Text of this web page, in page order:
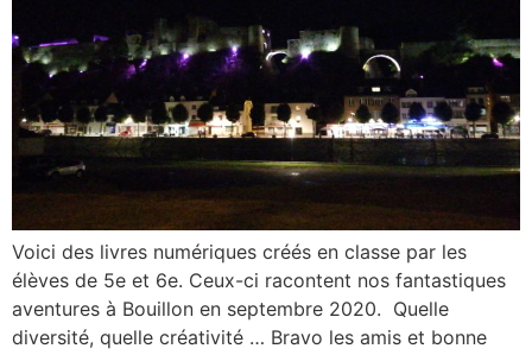
Voici des livres numériques créés en classe par les
élèves de 5e et 6e. Ceux-ci racontent nos fantastiques
aventures à Bouillon en septembre 2020. Quelle
diversité, quelle créativité … Bravo les amis et bonne